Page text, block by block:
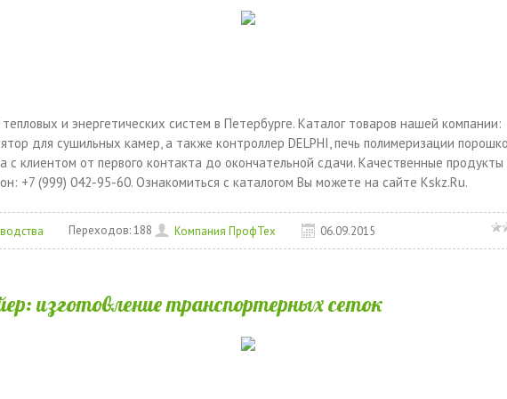
и энергетических систем в Петербурге. Каталог товаров нашей компании:
для сушильных камер, а также контроллер DELPHI, печь полимеризации
с клиентом от первого контакта до окончательной сдачи. Качественные продукты
+7 (999) 042-95-60. Ознакомиться с каталогом Вы можете на сайте Kskz.Ru.
Переходов:188 Компания ПрофТех 06.09.2015
изготовление транспортерных сеток